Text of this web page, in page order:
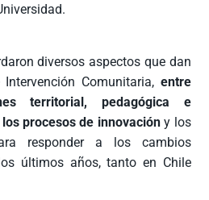
diversos aspectos que dan
Comunitaria, entre
territorial, pedagógica e
procesos de innovacióny los
responder a los cambios
últimos años, tanto en Chile